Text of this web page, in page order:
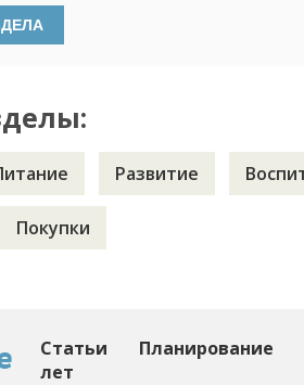
потрогать и т.д. не помогли. И вот
видит тень, сразу бежит на диван, на
Развитие
Покупки
Статьи
Планирование
лет